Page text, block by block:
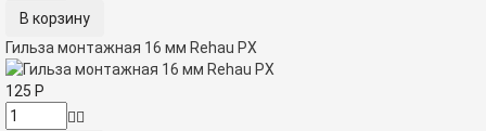
Гильза монтажная 16 мм Rehau PX
125 Р